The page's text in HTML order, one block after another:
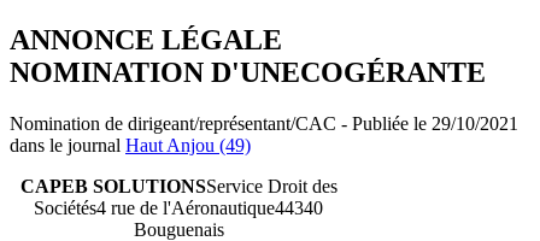
ANNONCE LÉGALE
NOMINATION D'UNECOGÉRANTE
Nomination de dirigeant/représentant/CAC - Publiée le 29/10/2021
dans le journal Haut Anjou (49)
CAPEB SOLUTIONSService Droit des
Sociétés4 rue de l'Aéronautique44340
Bouguenais